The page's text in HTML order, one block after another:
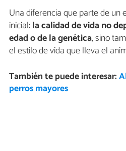
Una diferencia que parte de un
inicial:la calidad de vida no
edad o de la genética, sino
el estilo de vida que lleva el
También te puede interesar:
perros mayores